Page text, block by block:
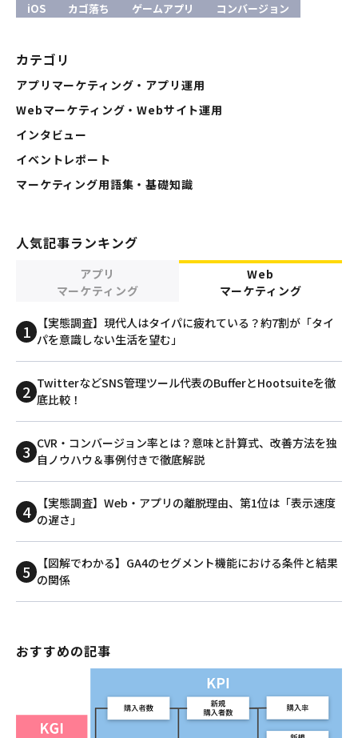
iOS
カゴ落ち ゲームアプリ コンバージョン
カテゴリ
アプリマーケティング・アプリ運用
Webマーケティング・Webサイト運用
インタビュー
イベントレポート
マーケティング用語集・基礎知識
人気記事ランキング
アプリ
マーケティング
Web
マーケティング
【実態調査】現代人はタイパに疲れている？約7割が「タイ
パを意識しない生活を望む」
TwitterなどSNS管理ツール代表のBufferとHootsuiteを徹
底比較！
CVR・コンバージョン率とは？意味と計算式、改善方法を独
自ノウハウ＆事例付きで徹底解説
【実態調査】Web・アプリの離脱理由、第1位は「表示速度
の遅さ」
【図解でわかる】GA4のセグメント機能における条件と結果
の関係
おすすめの記事